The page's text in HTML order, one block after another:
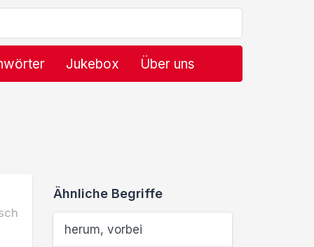
Jukebox Über uns
Ähnliche Begriffe
herum, vorbei